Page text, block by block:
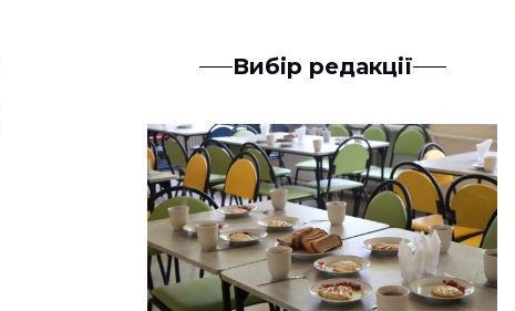
Вибір редакції